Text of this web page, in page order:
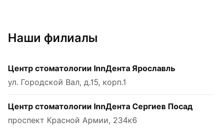
Наши филиалы
Центр стоматологии InnДента Ярославль
ул. Городской Вал, д.15, корп.1
Центр стоматологии InnДента Сергиев Посад
проспект Красной Армии, 234к6